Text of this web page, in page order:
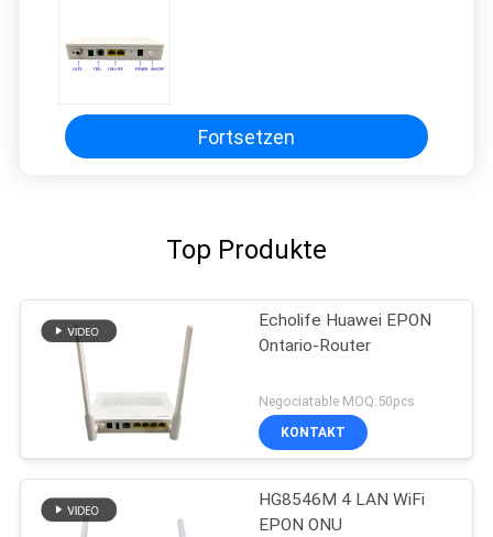
Fortsetzen
Top Produkte
Echolife Huawei EPON
Ontario-Router
Negociatable MOQ:50pcs
KONTAKT
HG8546M 4 LAN WiFi
EPON ONU